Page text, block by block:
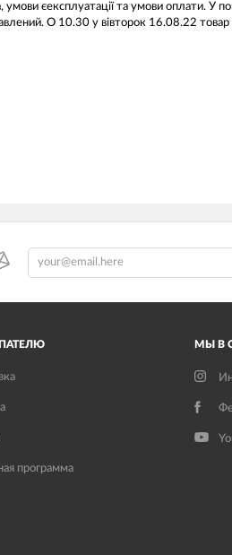
умови єексплуатації та умови оплати. У
О 10.30 у вівторок 16.08.22
программа
МЫ В